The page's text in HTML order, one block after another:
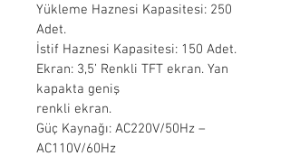
Yükleme Haznesi Kapasitesi: 250
Adet.
İstif Haznesi Kapasitesi: 150 Adet.
Ekran: 3,5’ Renkli TFT ekran. Yan
kapakta geniş
renkli ekran.
Güç Kaynağı: AC220V/50Hz –
AC110V/60Hz